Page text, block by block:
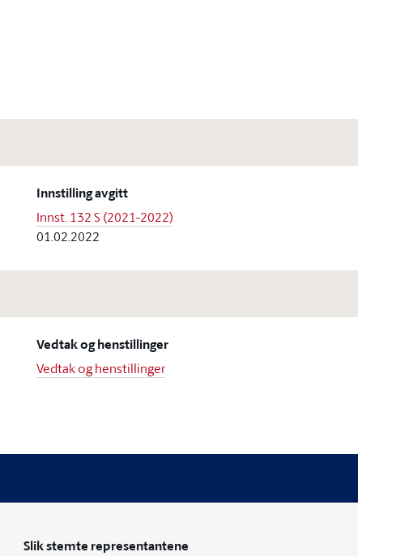
Innstilling avgitt
Innst. 132 S (2021-2022)
01.02.2022
Vedtak og henstillinger
Vedtak og henstillinger
Slik stemte representantene